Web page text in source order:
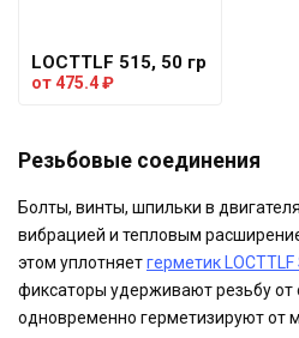
LOCTTLF 515, 50 гр
от475.4₽
Резьбовые соединения
Болты, винты, шпильки в
вибрацией и тепловым
этом уплотняетгерметик LOCTTLF
фиксаторы удерживают резьбу от
одновременно герметизируют от